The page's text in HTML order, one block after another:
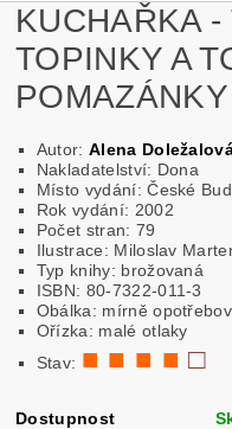
KUCHAŘKA -
TOPINKY A
Autor: Alena
Nakladatelství: Dona
Místo vydání: České
Rok vydání: 2002
Počet stran: 79
Ilustrace: Miloslav
Typ knihy: brožovaná
ISBN: 80-7322-011-3
Obálka: mírně
Ořízka: malé otlaky
Stav: ■ ■ ■ ■ □
Dostupnost